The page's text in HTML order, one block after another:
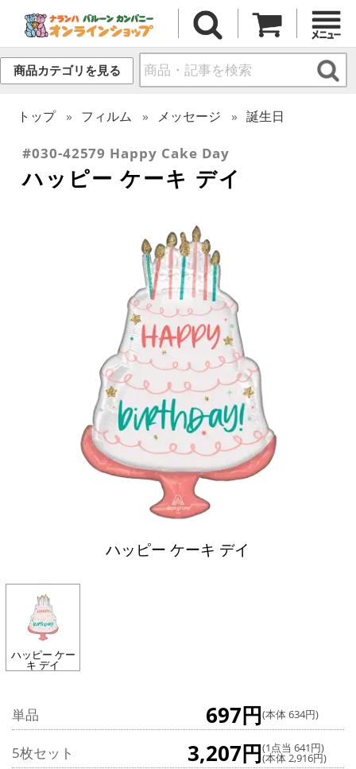
商品カテゴリを見る
トップ フィルム メッセージ 誕生日
#030-42579 Happy Cake Day
ハッピー ケーキ デイ
ハッピー ケーキ デイ
ハッピー ケー
キ デイ
単品 697円(本体 634円)
5枚セット 3,207円(1点当 641円)
(本体 2,916円)